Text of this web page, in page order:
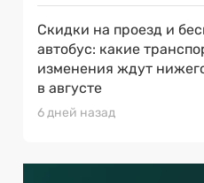
Скидки на проезд и
автобус: какие
изменения ждут
в августе
6 дней назад